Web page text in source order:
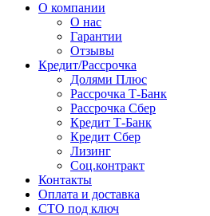
О компании
О нас
Гарантии
Отзывы
Кредит/Рассрочка
Долями Плюс
Рассрочка Т-Банк
Рассрочка Сбер
Кредит Т-Банк
Кредит Сбер
Лизинг
Соц.контракт
Контакты
Оплата и доставка
СТО под ключ